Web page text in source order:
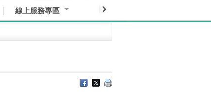
線上服務專區